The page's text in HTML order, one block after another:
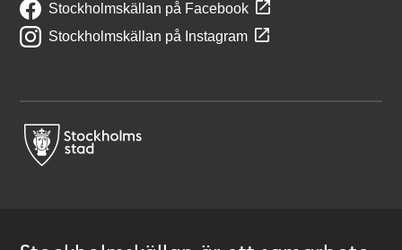
Stockholmskällan på Facebook
Stockholmskällan på Instagram